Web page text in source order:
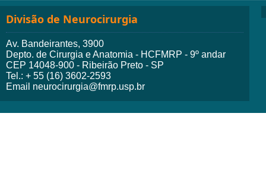
Divisão de Neurocirurgia
Av. Bandeirantes, 3900
Depto. de Cirurgia e Anatomia - HCFMRP - 9º andar
CEP 14048-900 - Ribeirão Preto - SP
Tel.: + 55 (16) 3602-2593
Email neurocirurgia@fmrp.usp.br